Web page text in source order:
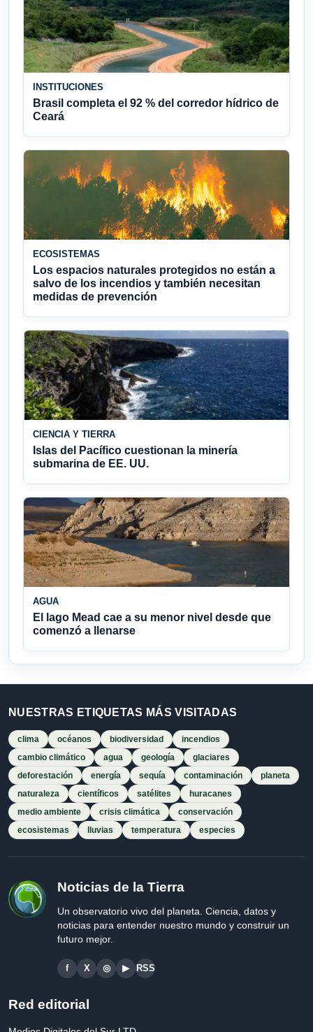
INSTITUCIONES
Brasil completa el 92 % del corredor hídrico de
Ceará
ECOSISTEMAS
Los espacios naturales protegidos no están a
salvo de los incendios y también necesitan
medidas de prevención
CIENCIA Y TIERRA
Islas del Pacífico cuestionan la minería
submarina de EE. UU.
AGUA
El lago Mead cae a su menor nivel desde que
comenzó a llenarse
NUESTRAS ETIQUETAS MÁS VISITADAS
clima océanos biodiversidad
incendios
cambio climático
agua geología
glaciares
deforestación
energía sequía contaminación
planeta
naturaleza
científicos satélites
huracanes
medio ambiente
crisis climática
conservación
ecosistemas
lluvias temperatura especies
Noticias de la Tierra
Un observatorio vivo del planeta. Ciencia, datos y
noticias para entender nuestro mundo y construir un
futuro mejor.
f X ◎ ▶ RSS
Red editorial